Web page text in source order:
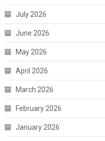
July 2026
June 2026
May 2026
April 2026
March 2026
February 2026
January 2026